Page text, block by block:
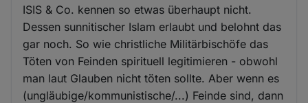
ISIS & Co. kennen so etwas überhaupt nicht.
Dessen sunnitischer Islam erlaubt und belohnt das
gar noch. So wie christliche Militärbischöfe das
Töten von Feinden spirituell legitimieren - obwohl
man laut Glauben nicht töten sollte. Aber wenn es
(ungläubige/kommunistische/...) Feinde sind, dann